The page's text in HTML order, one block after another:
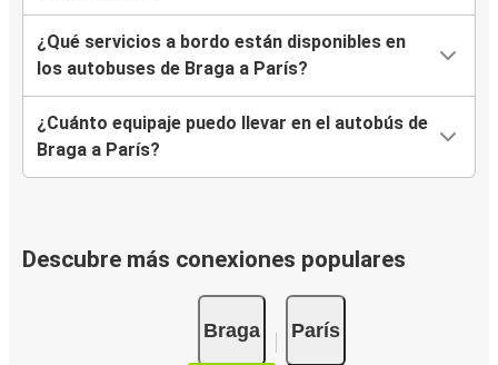
¿Qué servicios a bordo están disponibles en
los autobuses de Braga a París?
¿Cuánto equipaje puedo llevar en el autobús de
Braga a París?
Descubre más conexiones populares
Braga París